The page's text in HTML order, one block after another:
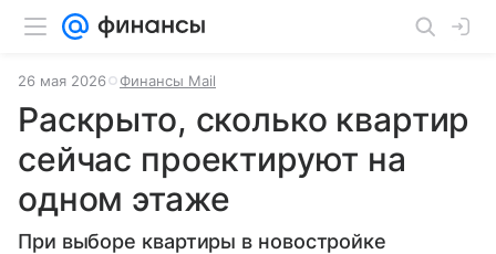
26 мая 2026 Финансы Mail
Раскрыто, сколько квартир
сейчас проектируют на
одном этаже
При выборе квартиры в новостройке